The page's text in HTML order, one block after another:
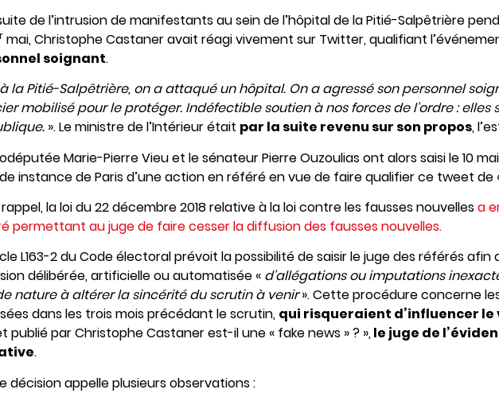
de l’intrusion de manifestants au sein de l’hôpital de la Pitié-Salpêtrière
mai, Christophe Castaner avait réagi vivement sur Twitter, qualifiant
soignant.
la Pitié-Salpêtrière, on a attaqué un hôpital. On a agressé son personnel
mobilisé pour le protéger. Indéfectible soutien à nos forces de l’ordre : elles
». Le ministre de l’Intérieur était par la suite revenu sur son propos,
Marie-Pierre Vieu et le sénateur Pierre Ouzoulias ont alors saisi le 10
instance de Paris d’une action en référé en vue de faire qualifier ce tweet de
la loi du 22 décembre 2018 relative à la loi contre les fausses nouvellesa
permettant au juge de faire cesser la diffusion des fausses nouvelles.
L163-2 du Code électoral prévoit la possibilité de saisir le juge des référés afin
délibérée, artificielle ou automatisée « d’allégations ou imputations
nature à altérer la sincérité du scrutin à venir». Cette procédure concerne
dans les trois mois précédant le scrutin, qui risqueraient d’influencer le
publié par Christophe Castaner est-il une « fake news » ? »,le juge de
.
décision appelle plusieurs observations :